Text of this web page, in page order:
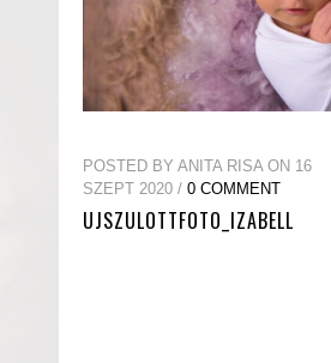
POSTED BY ANITA RISA ON 16
SZEPT 2020 / 0 COMMENT
UJSZULOTTFOTO_IZABELL